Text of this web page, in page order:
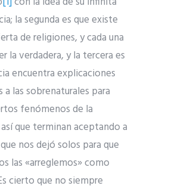
la segunda es que existe
de religiones, y cada una
la verdadera, y la tercera es
encuentra explicaciones
las sobrenaturales para
fenómenos de la
que terminan aceptando a
nos dejó solos para que
las «arreglemos» como
cierto que no siempre